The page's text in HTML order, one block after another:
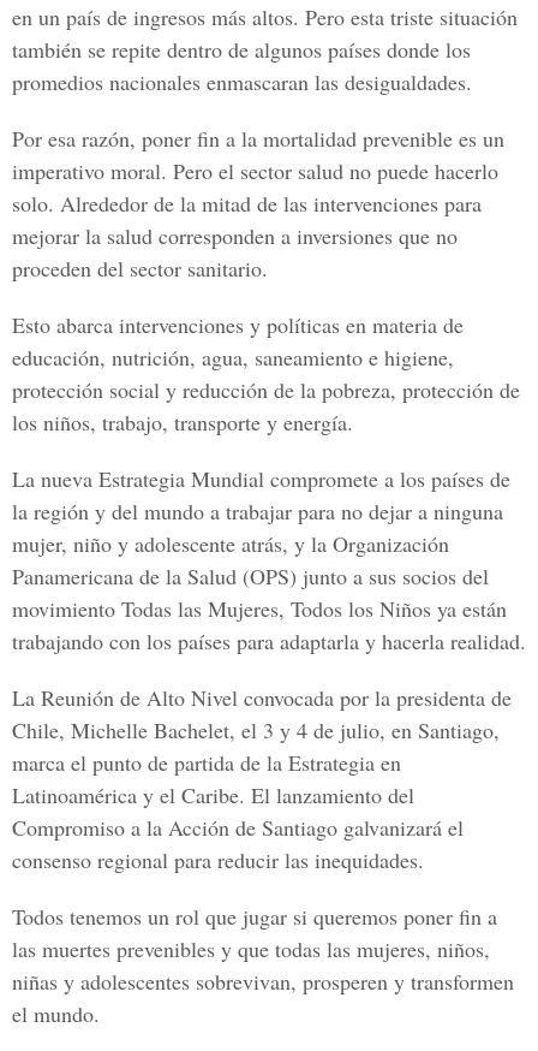
en un país de ingresos más altos. Pero esta triste situación
también se repite dentro de algunos países donde los
promedios nacionales enmascaran las desigualdades.
Por esa razón, poner fin a la mortalidad prevenible es un
imperativo moral. Pero el sector salud no puede hacerlo
solo. Alrededor de la mitad de las intervenciones para
mejorar la salud corresponden a inversiones que no
proceden del sector sanitario.
Esto abarca intervenciones y políticas en materia de
educación, nutrición, agua, saneamiento e higiene,
protección social y reducción de la pobreza, protección de
los niños, trabajo, transporte y energía.
La nueva Estrategia Mundial compromete a los países de
la región y del mundo a trabajar para no dejar a ninguna
mujer, niño y adolescente atrás, y la Organización
Panamericana de la Salud (OPS) junto a sus socios del
movimiento Todas las Mujeres, Todos los Niños ya están
trabajando con los países para adaptarla y hacerla realidad.
La Reunión de Alto Nivel convocada por la presidenta de
Chile, Michelle Bachelet, el 3 y 4 de julio, en Santiago,
marca el punto de partida de la Estrategia en
Latinoamérica y el Caribe. El lanzamiento del
Compromiso a la Acción de Santiago galvanizará el
consenso regional para reducir las inequidades.
Todos tenemos un rol que jugar si queremos poner fin a
las muertes prevenibles y que todas las mujeres, niños,
niñas y adolescentes sobrevivan, prosperen y transformen
el mundo.